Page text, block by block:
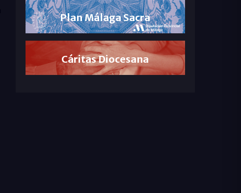
Plan Málaga Sacra
Cáritas Diocesana